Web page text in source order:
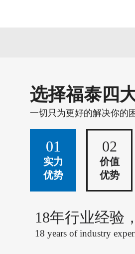
选择福泰四
一切只为更好的解决你的
01
实力
优势
02
价值
优势
18年行业经验
18 years of industry